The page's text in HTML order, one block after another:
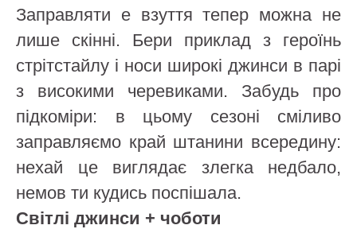
Заправляти e взуття тепер можна не
лише скінні. Бери приклад з героїнь
стрітстайлу і носи широкі джинси в парі
з високими черевиками. Забудь про
підкоміри: в цьому сезоні сміливо
заправляємо край штанини всередину:
нехай це виглядає злегка недбало,
немов ти кудись поспішала.
Світлі джинси + чоботи